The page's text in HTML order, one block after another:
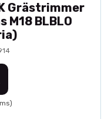
Grästrimmer
M18 BLBLO